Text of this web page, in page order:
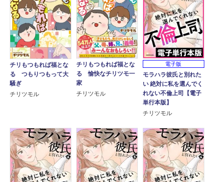
チリもつもれば福とな
る つもりつもって大
騒ぎ
チリツモル
チリもつもれば福とな
る 愉快なチリツモ一
家
チリツモル
電子版
モラハラ彼氏と別れた
い 絶対に私を選んでく
れない不倫上司【電子
単行本版】
チリツモル